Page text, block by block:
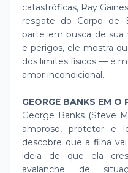
catastróficas, Ray
resgate do Corpo de
parte em busca de sua
e perigos, ele mostra
dos limites físicos — é
amor incondicional.
GEORGE BANKS EM O
George Banks (Steve
amoroso, protetor e
descobre que a filha
ideia de que ela
avalanche de